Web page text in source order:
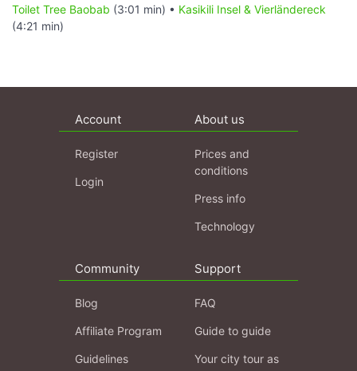
Toilet Tree Baobab (3:01 min) • Kasikili Insel & Vierländereck
(4:21 min)
Account
Register
Login
About us
Prices and
conditions
Press info
Technology
Community
Blog
Affiliate Program
Guidelines
Support
FAQ
Guide to guide
Your city tour as